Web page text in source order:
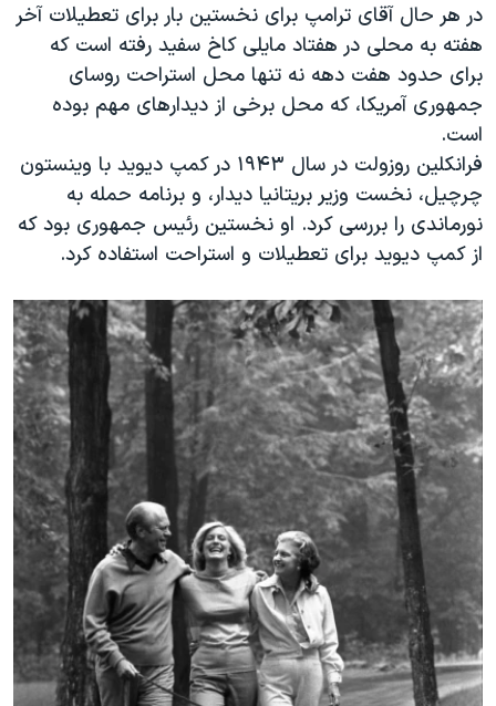
در هر حال آقای ترامپ برای نخستین بار برای تعطیلات آخر
هفته به محلی در هفتاد مایلی کاخ سفید رفته است که
برای حدود هفت دهه نه تنها محل استراحت روسای
جمهوری آمریکا، که محل برخی از دیدارهای مهم بوده
است.
فرانکلین روزولت در سال ۱۹۴۳ در کمپ دیوید با وینستون
چرچیل، نخست وزیر بریتانیا دیدار، و برنامه حمله به
نورماندی را بررسی کرد. او نخستین رئیس جمهوری بود که
از کمپ دیوید برای تعطیلات و استراحت استفاده کرد.